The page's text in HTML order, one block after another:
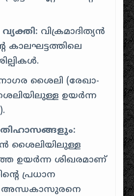
വ്യക്തി: വിക്രമാദിത്യൻ
കാലഘട്ടത്തിലെ
ശൈലി (രേഖാ-
ഉയർന്ന
ശൈലിയിലുള്ള
ഉയർന്ന ശിഖരമാണ്
പ്രധാന
അന്ധകാസുരനെ